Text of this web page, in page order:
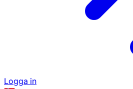
Logga in